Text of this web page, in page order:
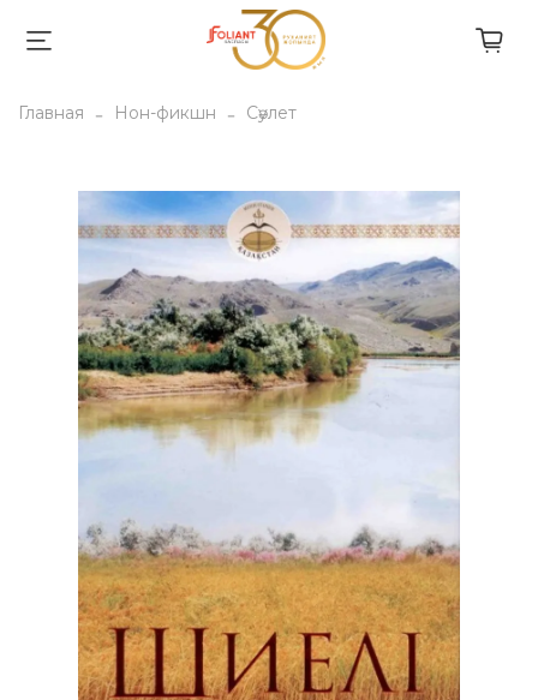
Главная Нон-фикшн Сәулет